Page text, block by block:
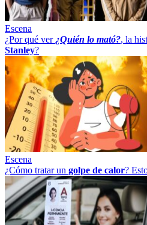
Escena
¿Por qué ver ¿Quién lo mató?, la
Stanley?
Escena
¿Cómo tratar un golpe de calor?